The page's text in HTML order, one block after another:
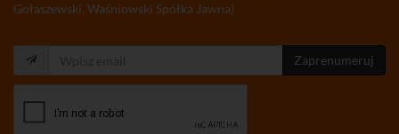
Gołaszewski, Waśniowski Spółka Jawna)
Zaprenumeruj